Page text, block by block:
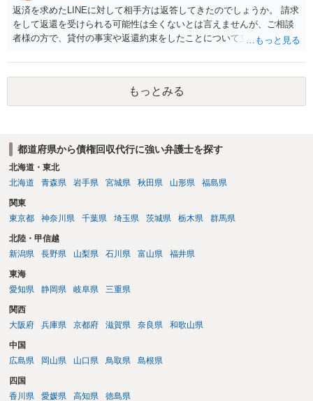
返済を求めたLINEに対して相手方は返答してきたのでしょうか。 請求
をして返還を受けられる可能性は全くないとは言えませんが、ご相談
者様の方で、貸付の事実や返還約束をしたことについて立証する必要
の弁護士に、貸付メモやLINEの履歴を持って、具体的に相談に行かれ
るのがよろしいかと思います。 以上ご参考までに。
もっとみる
都道府県から債権回収代行に強い弁護士を探す
北海道・東北
北海道
青森県 岩手県 宮城県 秋田県 山形県 福島県
関東
東京都
神奈川県 千葉県 埼玉県 茨城県 栃木県 群馬県
北陸・甲信越
新潟県
長野県 山梨県 石川県 富山県 福井県
東海
愛知県
静岡県 岐阜県 三重県
関西
大阪府
兵庫県 京都府 滋賀県 奈良県 和歌山県
中国
広島県
岡山県 山口県 鳥取県 島根県
四国
香川県
愛媛県 高知県 徳島県